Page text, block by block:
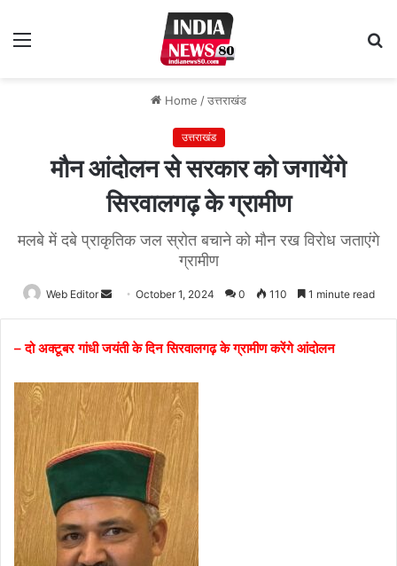
Home /उत्तराखंड
उत्तराखंड
मौन आंदोलन से सरकार को जगायेंगे
सिरवालगढ़ के ग्रामीण
मलबे में दबे प्राकृतिक जल स्रोत बचाने को मौन रख विरोध जताएंगे
ग्रामीण
Web Editor
Send
an
October 1, 2024 0 110 1 minute read
– दो अक्टूबर गांधी जयंती के दिन सिरवालगढ़ के ग्रामीण करेंगे आंदोलन